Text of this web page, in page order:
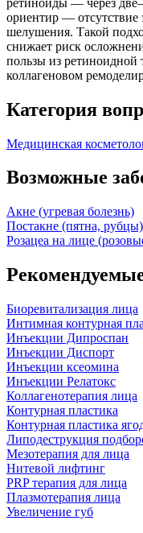
ориентир —
шелушения. Такой
снижает риск
пользы из ретиноидной
коллагеновом
Категория
Медицинская
Возможные
Акне (угревая болезнь)
Постакне (пятна, рубцы)
Розацеа на лице
Биоревитализация лица
Интимная контурная
Инъекции Дипроспан
Инъекции Диспорт
Инъекции ксеомина
Инъекции Релатокс
Коллагенотерапия лица
Контурная пластика
Контурная пластика
Липодеструкция
Мезотерапия для лица
Нитевой лифтинг
PRP терапия для лица
Плазмотерапия лица
Увеличение губ